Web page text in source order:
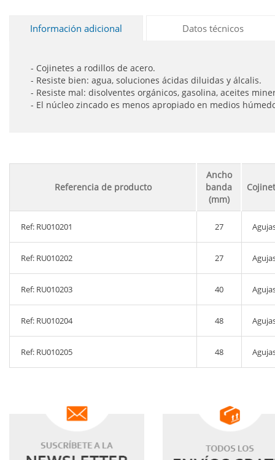
Información adicional Datos técnicos
- Cojinetes a rodillos de acero.
- Resiste bien: agua, soluciones ácidas diluidas y álcalis.
- Resiste mal: disolventes orgánicos, gasolina, aceites
- El núcleo zincado es menos apropiado en medios
Referencia de producto
Ancho
banda
(mm)
Ref: RU010201 27
Ref: RU010202 27
Ref: RU010203 40
Ref: RU010204 48
Ref: RU010205 48